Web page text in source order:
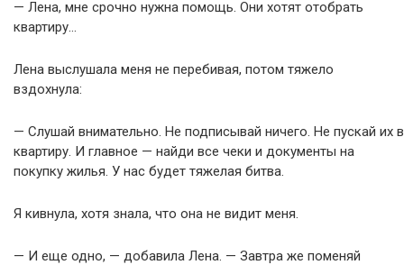
— Лена, мне срочно нужна помощь. Они хотят отобрать
квартиру…
Лена выслушала меня не перебивая, потом тяжело
вздохнула:
— Слушай внимательно. Не подписывай ничего. Не пускай их в
квартиру. И главное — найди все чеки и документы на
покупку жилья. У нас будет тяжелая битва.
Я кивнула, хотя знала, что она не видит меня.
— И еще одно, — добавила Лена. — Завтра же поменяй